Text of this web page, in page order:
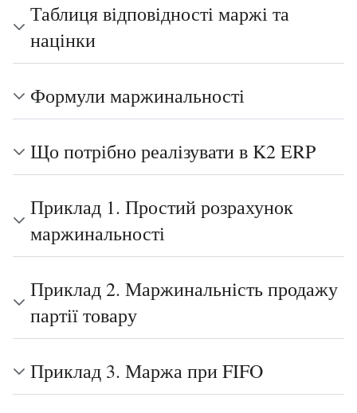
Таблиця відповідності маржі та
націнки
Формули маржинальності
Що потрібно реалізувати в K2 ERP
Приклад 1. Простий розрахунок
маржинальності
Приклад 2. Маржинальність продажу
партії товару
Приклад 3. Маржа при FIFO